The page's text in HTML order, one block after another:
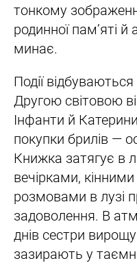
тонкому
родинної памʼяті
минає.
Події
Другою світовою
Інфанти й
покупки брилів —
Книжка затягує в
вечірками,
розмовами в лузі
задоволення. В
днів сестри
зазирають у